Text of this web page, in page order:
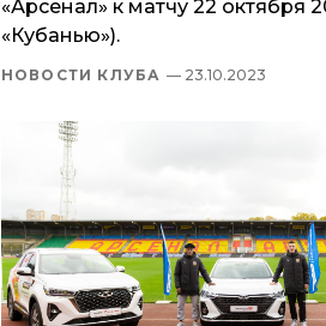
«Арсенал» к матчу 22 октября
«Кубанью»).
НОВОСТИ КЛУБА — 23.10.2023